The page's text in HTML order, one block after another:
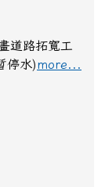
道路拓寬工
停水)more...